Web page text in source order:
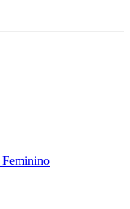
Feminino